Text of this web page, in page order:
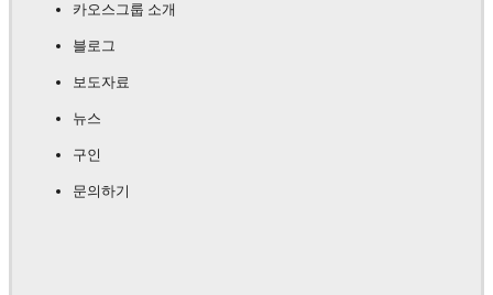
카오스그룹 소개
블로그
보도자료
뉴스
구인
문의하기